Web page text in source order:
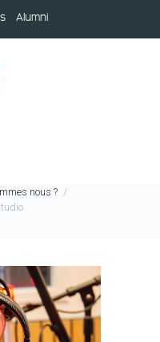
Alumni
nous ?